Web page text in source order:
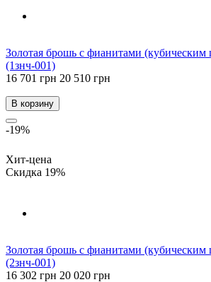
Золотая брошь с фианитами (кубическим
(1знч-001)
16 701 грн 20 510 грн
В корзину
-19%
Хит-цена
Скидка 19%
Золотая брошь с фианитами (кубическим
(2знч-001)
16 302 грн 20 020 грн